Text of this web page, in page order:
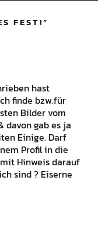
FEST!”
hast
finde bzw.für
Bilder vom
davon gab es ja
Einige. Darf
Profil in die
Hinweis darauf
sind ? Eiserne